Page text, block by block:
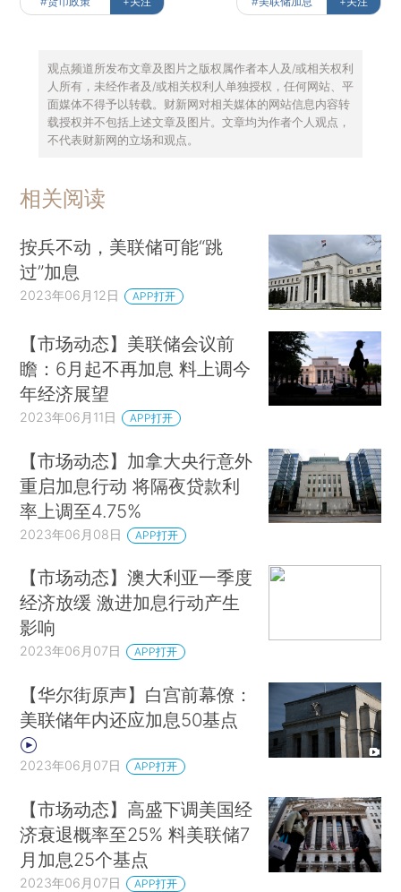
观点频道所发布文章及图片之版权属作者本人及/或相关权利
人所有，未经作者及/或相关权利人单独授权，任何网站、平
面媒体不得予以转载。财新网对相关媒体的网站信息内容转
载授权并不包括上述文章及图片。文章均为作者个人观点，
不代表财新网的立场和观点。
相关阅读
按兵不动，美联储可能“跳
过”加息
2023年06月12日 APP打开
【市场动态】美联储会议前
瞻：6月起不再加息 料上调今
年经济展望
2023年06月11日 APP打开
【市场动态】加拿大央行意外
重启加息行动 将隔夜贷款利
率上调至4.75%
2023年06月08日 APP打开
【市场动态】澳大利亚一季度
经济放缓 激进加息行动产生
影响
2023年06月07日 APP打开
【华尔街原声】白宫前幕僚：
美联储年内还应加息50基点
2023年06月07日 APP打开
【市场动态】高盛下调美国经
济衰退概率至25% 料美联储7
月加息25个基点
2023年06月07日 APP打开